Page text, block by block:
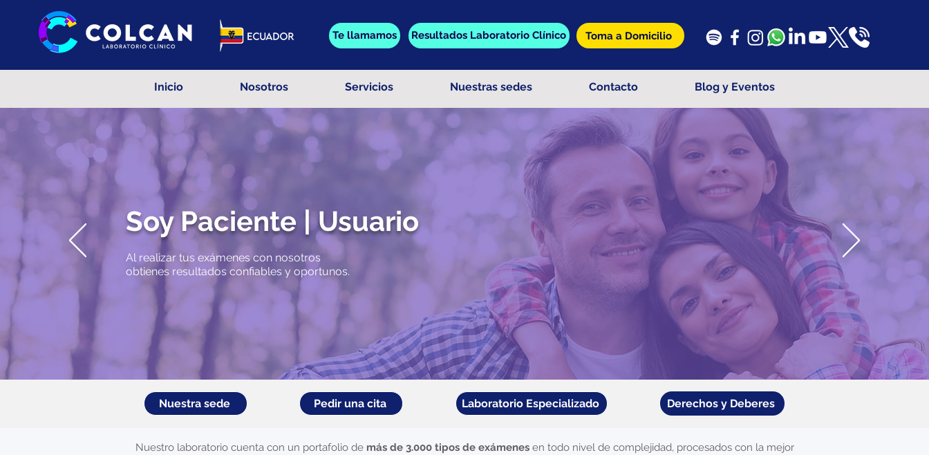
Te llamamos Resultados Laboratorio Clínico Toma a Domicilio
Inicio Nosotros Servicios Nuestras sedes Contacto Blog y Eventos
Soy Paciente | Usuario
Al realizar tus exámenes con nosotros
obtienes resultados confiables y oportunos.
Nuestra sede Pedir una cita Laboratorio Especializado Derechos y Deberes
Nuestro laboratorio cuenta con un portafolio de más de 3.000 tipos de exámenesen todo nivel de complejidad, procesados con la mejor